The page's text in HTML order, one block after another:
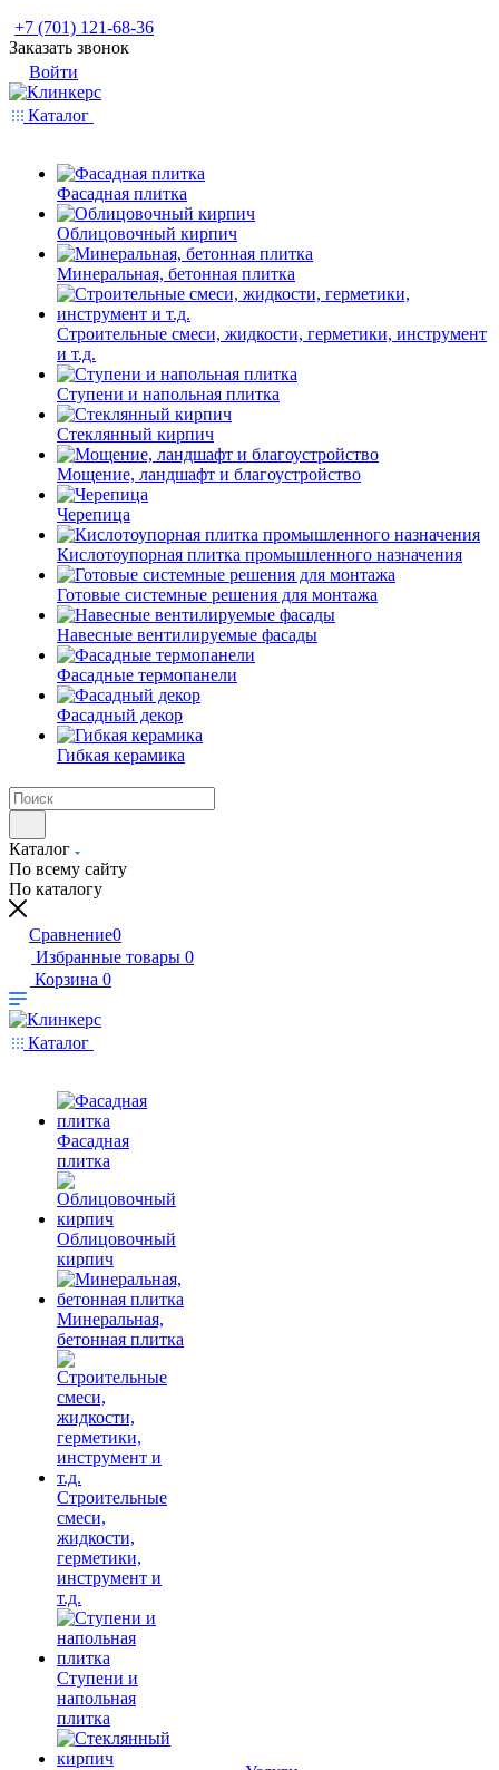
+7 (701) 121-68-36
Заказать звонок
Войти
Каталог
Фасадная плитка
Облицовочный кирпич
Минеральная, бетонная плитка
Строительные смеси, жидкости, герметики, инструмент
и т.д.
Ступени и напольная плитка
Cтеклянный кирпич
Мощение, ландшафт и благоустройство
Черепица
Кислотоупорная плитка промышленного назначения
Готовые системные решения для монтажа
Навесные вентилируемые фасады
Фасадные термопанели
Фасадный декор
Гибкая керамика
Каталог
По всему сайту
По каталогу
Сравнение0
Избранные товары 0
Корзина 0
Каталог
Фасадная
плитка
Облицовочный
кирпич
Минеральная,
бетонная плитка
Строительные
смеси,
жидкости,
герметики,
инструмент и
т.д.
Ступени и
напольная
плитка